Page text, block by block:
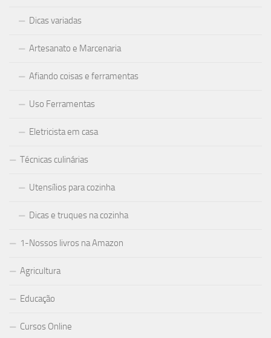
Dicas variadas
Artesanato e Marcenaria
Afiando coisas e ferramentas
Uso Ferramentas
Eletricista em casa
Técnicas culinárias
Utensílios para cozinha
Dicas e truques na cozinha
1-Nossos livros na Amazon
Agricultura
Educação
Cursos Online